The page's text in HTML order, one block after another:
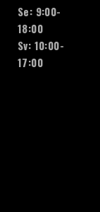
Se: 9:00-
18:00
Sv: 10:00-
17:00